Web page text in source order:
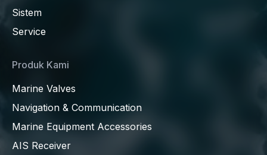
Sistem
Service
Produk Kami
Marine Valves
Navigation & Communication
Marine Equipment Accessories
AIS Receiver